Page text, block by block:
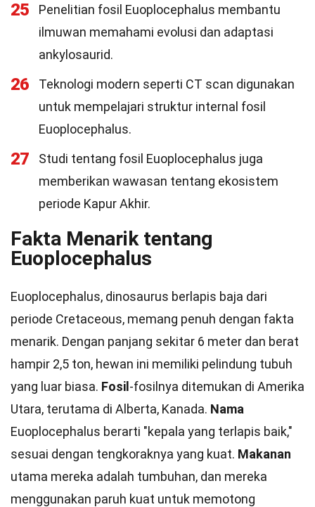
25
Penelitian fosil Euoplocephalus membantu
ilmuwan memahami evolusi dan adaptasi
ankylosaurid.
26
Teknologi modern seperti CT scan digunakan
untuk mempelajari struktur internal fosil
Euoplocephalus.
27
Studi tentang fosil Euoplocephalus juga
memberikan wawasan tentang ekosistem
periode Kapur Akhir.
Fakta Menarik tentang
Euoplocephalus
Euoplocephalus, dinosaurus berlapis baja dari
periode Cretaceous, memang penuh dengan fakta
menarik. Dengan panjang sekitar 6 meter dan berat
hampir 2,5 ton, hewan ini memiliki pelindung tubuh
yang luar biasa. Fosil -fosilnya ditemukan di Amerika
Utara, terutama di Alberta, Kanada. Nama
Euoplocephalus berarti "kepala yang terlapis baik,"
sesuai dengan tengkoraknya yang kuat. Makanan
utama mereka adalah tumbuhan, dan mereka
menggunakan paruh kuat untuk memotong